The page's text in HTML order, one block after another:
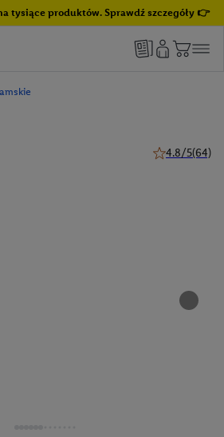
tysiące produktów. Sprawdź szczegóły 👉
4.8/5(64)